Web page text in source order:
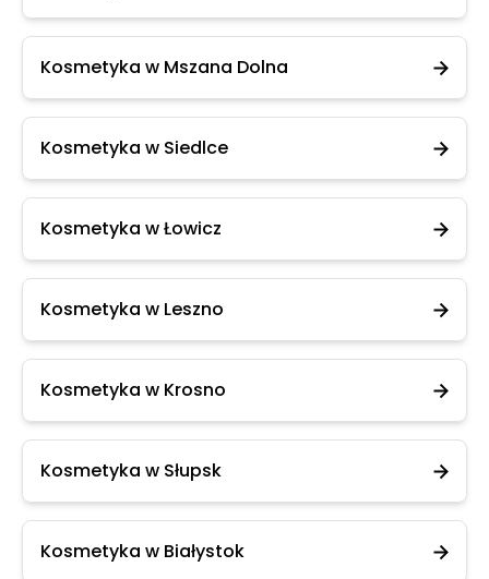
Kosmetyka w Mszana Dolna
Kosmetyka w Siedlce
Kosmetyka w Łowicz
Kosmetyka w Leszno
Kosmetyka w Krosno
Kosmetyka w Słupsk
Kosmetyka w Białystok